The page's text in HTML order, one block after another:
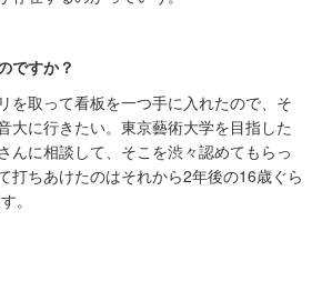
ですか？
を取って看板を一つ手に入れたので、そ
大に行きたい。東京藝術大学を目指した
んに相談して、そこを渋々認めてもらっ
打ちあけたのはそれから2年後の16歳ぐら
。